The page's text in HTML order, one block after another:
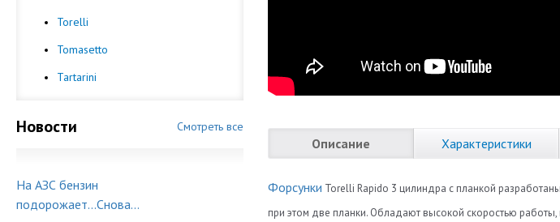
Torelli
Tomasetto
Tartarini
Новости Смотреть все
На АЗС бензин
подорожает...Снова...
Описание Характеристики
Форсунки Torelli Rapido 3 цилиндра с планкой
при этом две планки. Обладают высокой скоростью